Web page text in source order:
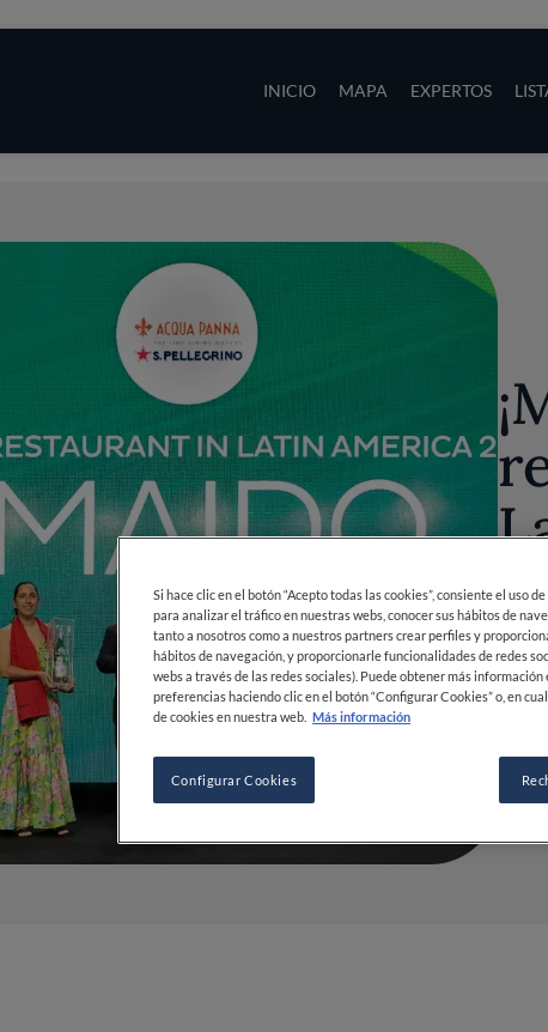
INICIO MAPA EXPERTOS
y noticias
y trucos
29
POR
Si hace clic en el botón “Acepto todas las cookies”, consiente el uso
para analizar el tráfico en nuestras webs, conocer sus hábitos de
tanto a nosotros como a nuestros partners crear perfiles y
hábitos de navegación, y proporcionarle funcionalidades de redes
webs a través de las redes sociales). Puede obtener más
preferencias haciendo clic en el botón “Configurar Cookies” o, en
de cookies en nuestra web. Más información
Configurar Cookies